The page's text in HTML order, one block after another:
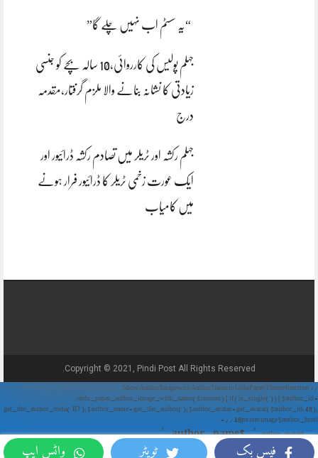
فیس بک ٹویٹر واٹس ایپ
“یہ سسٹم اب نہیں چلے گا”
جہلم پولیس کی کارروائی،10 سالہ بچے کو جنسی
زیادتی کا نشانہ بنانے والا ملزم گرفتار،مقدمہ
درج
جہلم رکشہ اور ٹریلر میں تصادم رکشہ ڈرائیور اور
ایک عورت زخمی ٹریلر کا ڈرائیور فرار ہونے
میں کامیاب
Copyright © 2021, Pindi Post All Rights Reserved.
// Show Author Image with Author Name in UrduPaper Theme function
urdu_paper_author_image_with_name($content) { if (is_single()) { $author_id =
get_the_author_meta('ID'); $author_name = get_the_author(); $author_avatar = get_avatar($author_id, 48);
// 48px size image $author_html = '
' . $author_avatar . '
' . $author_name . '
'; return $author_html . $content; } return $content; } add_filter('the_content',